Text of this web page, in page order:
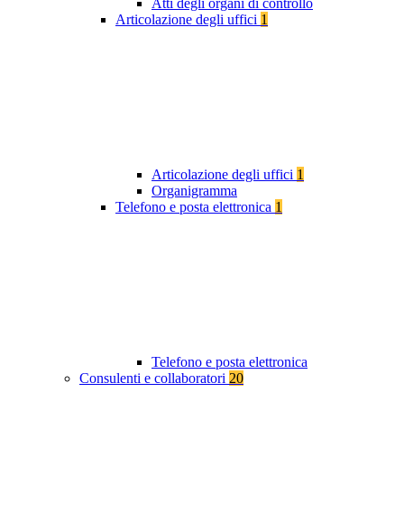
Atti degli organi di controllo
Articolazione degli uffici 1
Articolazione degli uffici 1
Organigramma
Telefono e posta elettronica 1
Telefono e posta elettronica
Consulenti e collaboratori 20